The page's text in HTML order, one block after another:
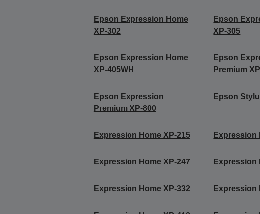
Epson Expression Home
XP-302
Epson
XP-305
Epson Expression Home
XP-405WH
Epson
Premium
Epson Expression
Premium XP-800
Epson
Expression Home XP-215 Expression
Expression Home XP-247 Expression
Expression Home XP-332 Expression